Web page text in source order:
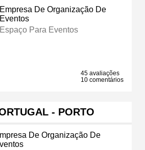
Empresa De Organização De
Eventos
Espaço Para Eventos
45 avaliações
10 comentários
- PORTO
De Organização De